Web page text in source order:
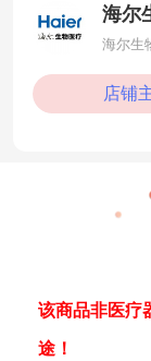
海尔
海尔生
店铺
该商品非医疗
途！